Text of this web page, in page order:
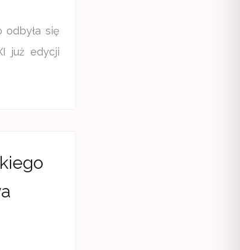
odbyła się
już edycji